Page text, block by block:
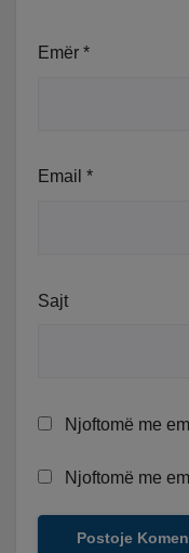
Emër *
Email *
Sajt
Njoftomë me
Njoftomë me